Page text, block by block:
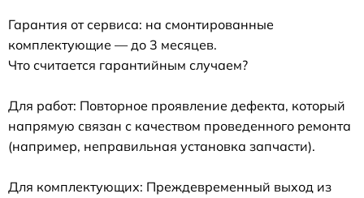
Гарантия от сервиса: на смонтированные
комплектующие — до 3 месяцев.
Что считается гарантийным случаем?
Для работ: Повторное проявление дефекта, который
напрямую связан с качеством проведенного ремонта
(например, неправильная установка запчасти).
Для комплектующих: Преждевременный выход из